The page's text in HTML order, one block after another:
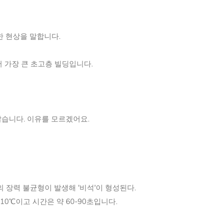
현상을 말합니다.
가장 큰 초고층 빌딩입니다.
니다. 이유를 모르겠어요.
장력 불균형이 발생해 '비석'이 형성된다.
이고 시간은 약 60-90초입니다.